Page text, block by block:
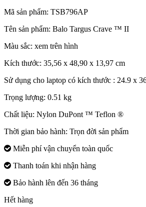
Mã sản phẩm: TSB796AP
Tên sản phẩm: Balo Targus Crave ™ II
Màu sắc: xem trên hình
Kích thước: 35,56 x 48,90 x 13,97 cm
Sử dụng cho laptop có kích thước : 24.9 x
Trọng lượng: 0.51 kg
Chất liệu: Nylon DuPont ™ Teflon ®
Thời gian bảo hành: Trọn đời sản phẩm
Miễn phí vận chuyển toàn quốc
Thanh toán khi nhận hàng
Bảo hành lên đến 36 tháng
Hết hàng